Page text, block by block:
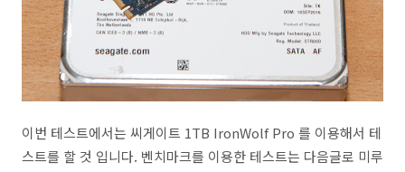
이번 테스트에서는 씨게이트 1TB IronWolf Pro 를 이용해서 테
스트를 할 것 입니다. 벤치마크를 이용한 테스트는 다음글로 미루